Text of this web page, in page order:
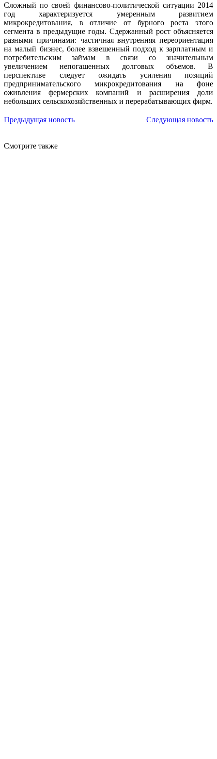
Сложный по своей финансово-политической ситуации 2014
год характеризуется умеренным развитием
микрокредитования, в отличие от бурного роста этого
сегмента в предыдущие годы. Сдержанный рост объясняется
разными причинами: частичная внутренняя переориентация
на малый бизнес, более взвешенный подход к зарплатным и
потребительским займам в связи со значительным
увеличением непогашенных долговых объемов. В
перспективе следует ожидать усиления позиций
предпринимательского микрокредитования на фоне
оживления фермерских компаний и расширения доли
небольших сельскохозяйственных и перерабатывающих фирм.
Предыдущая новость Следующая новость
Смотрите также